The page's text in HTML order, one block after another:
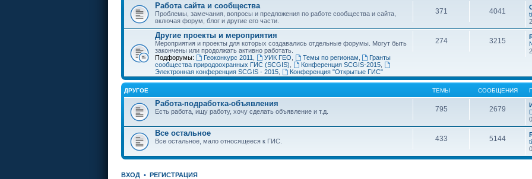
Работа сайта и сообщества
Проблемы, замечания, вопросы и предложения по работе сообщества и сайта,
включая форум, блог и другие его части.
371 4041
Другие проекты и мероприятия
Мероприятия и проекты для которых создавались отдельные форумы. Могут быть
закончены или продолжать активно работать.
Подфорумы:
Геоконкурс 2011 УИК ГЕО Темы по регионам
Гранты
сообщества природоохранных ГИС (SCGIS)
Конференция SCGIS-2015,
Электронная конференция SCGIS - 2015
Конференция "Открытые ГИС"
274 3215
ДРУГОЕ ТЕМЫ СООБЩЕНИЯ
Работа-подработка-объявления
Есть работа, ищу работу, хочу сделать объявление и т.д. 795 2679
Все остальное
Все остальное, мало относящееся к ГИС. 433 5144
ВХОД • РЕГИСТРАЦИЯ